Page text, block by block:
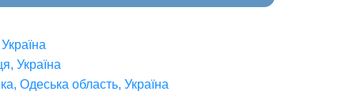
Україна
,Україна
Одеська область,Україна